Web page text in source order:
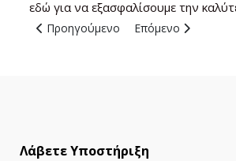
εδώ για να εξασφαλίσουμε την
Προηγούμενο άρθρο: Ανθοπωλεία
Προηγούμενο Επόμενο άρθρο:
Επόμενο
Λάβετε Υποστήριξη